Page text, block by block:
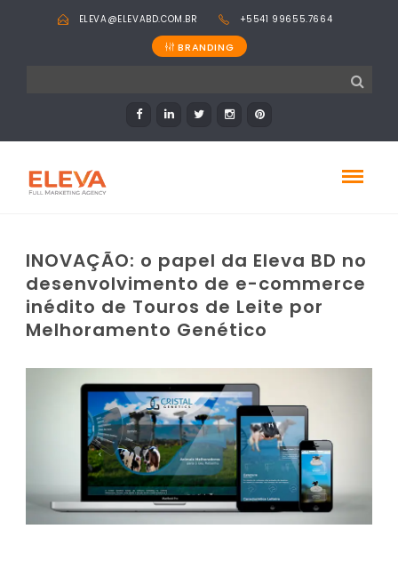
ELEVA@ELEVABD.COM.BR +5541 99655.7664
BRANDING
INOVAÇÃO: o papel da Eleva BD no
desenvolvimento de e-commerce
inédito de Touros de Leite por
Melhoramento Genético